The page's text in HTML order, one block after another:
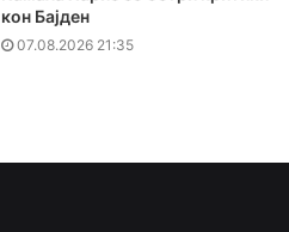
кон Бајден
07.08.2026 21:35